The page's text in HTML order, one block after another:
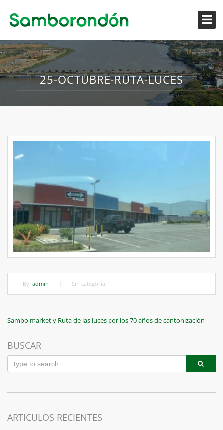
25-OCTUBRE-RUTA-LUCES
By: admin Sin categoría
Navegación
de
entradas
Previous
Sambo market y Ruta de las luces por los 70 años de cantonización
BUSCAR
ARTICULOS RECIENTES